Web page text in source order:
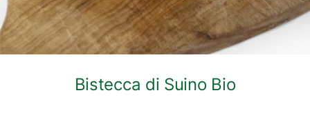
Bistecca di Suino Bio